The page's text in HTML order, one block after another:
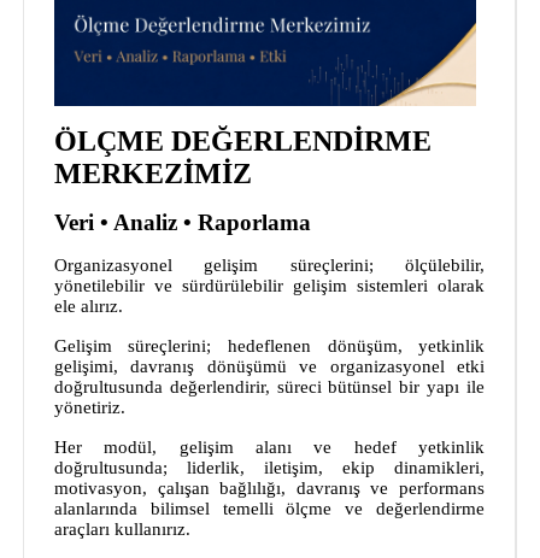
ÖLÇME DEĞERLENDİRME
MERKEZİMİZ
Veri • Analiz • Raporlama
Organizasyonel gelişim süreçlerini; ölçülebilir,
yönetilebilir ve sürdürülebilir gelişim sistemleri olarak
ele alırız.
Gelişim süreçlerini; hedeflenen dönüşüm, yetkinlik
gelişimi, davranış dönüşümü ve organizasyonel etki
doğrultusunda değerlendirir, süreci bütünsel bir yapı ile
yönetiriz.
Her modül, gelişim alanı ve hedef yetkinlik
doğrultusunda; liderlik, iletişim, ekip dinamikleri,
motivasyon, çalışan bağlılığı, davranış ve performans
alanlarında bilimsel temelli ölçme ve değerlendirme
araçları kullanırız.